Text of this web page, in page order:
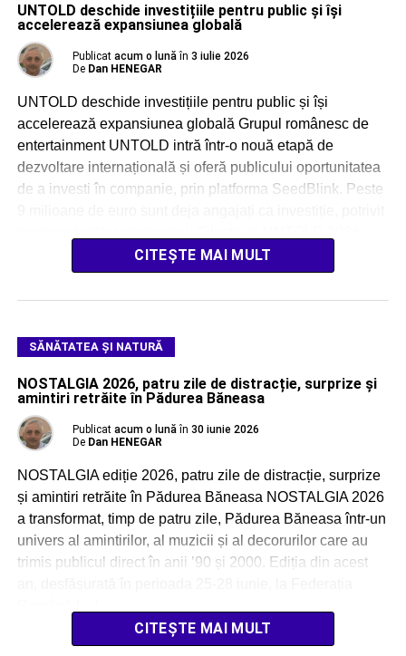
UNTOLD deschide investițiile pentru public și își
accelerează expansiunea globală
Publicat acum o lună în 3 iulie 2026
De Dan HENEGAR
UNTOLD deschide investițiile pentru public și își
accelerează expansiunea globală Grupul românesc de
entertainment UNTOLD intră într-o nouă etapă de
dezvoltare internațională și oferă publicului oportunitatea
de a investi în companie, prin platforma SeedBlink. Peste
intră în linie dreaptă: […]CITEȘTE MAI MULT
SĂNĂTATEA ȘI NATURĂ
NOSTALGIA 2026, patru zile de distracție, surprize și
amintiri retrăite în Pădurea Băneasa
Publicat acum o lună în 30 iunie 2026
De Dan HENEGAR
NOSTALGIA ediție 2026, patru zile de distracție, surprize
și amintiri retrăite în Pădurea Băneasa NOSTALGIA 2026
a transformat, timp de patru zile, Pădurea Băneasa într-un
univers al amintirilor, al muzicii și al decorurilor care au
trimis publicul direct în anii ’90 și 2000. Ediția din acest
CITEȘTE MAI MULT